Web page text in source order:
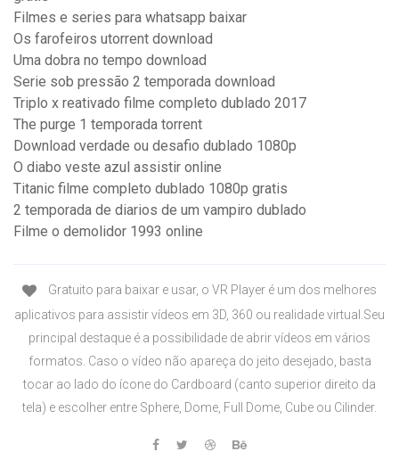
Filmes e series para whatsapp baixar
Os farofeiros utorrent download
Uma dobra no tempo download
Serie sob pressão 2 temporada download
Triplo x reativado filme completo dublado 2017
The purge 1 temporada torrent
Download verdade ou desafio dublado 1080p
O diabo veste azul assistir online
Titanic filme completo dublado 1080p gratis
2 temporada de diarios de um vampiro dublado
Filme o demolidor 1993 online
Gratuito para baixar e usar, o VR Player é um dos melhores
aplicativos para assistir vídeos em 3D, 360 ou realidade virtual.Seu
principal destaque é a possibilidade de abrir vídeos em vários
formatos. Caso o vídeo não apareça do jeito desejado, basta
tocar ao lado do ícone do Cardboard (canto superior direito da
tela) e escolher entre Sphere, Dome, Full Dome, Cube ou Cilinder.